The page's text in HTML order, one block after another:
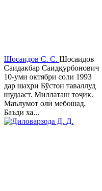
Шосаидов С. С. Шосаидов
Саидакбар Саидқурбонович
10-уми октябри соли 1993
дар шаҳри Бўстон таваллуд
шудааст. Миллаташ тоҷик.
Маълумот олӣ мебошад.
Баъди ха...